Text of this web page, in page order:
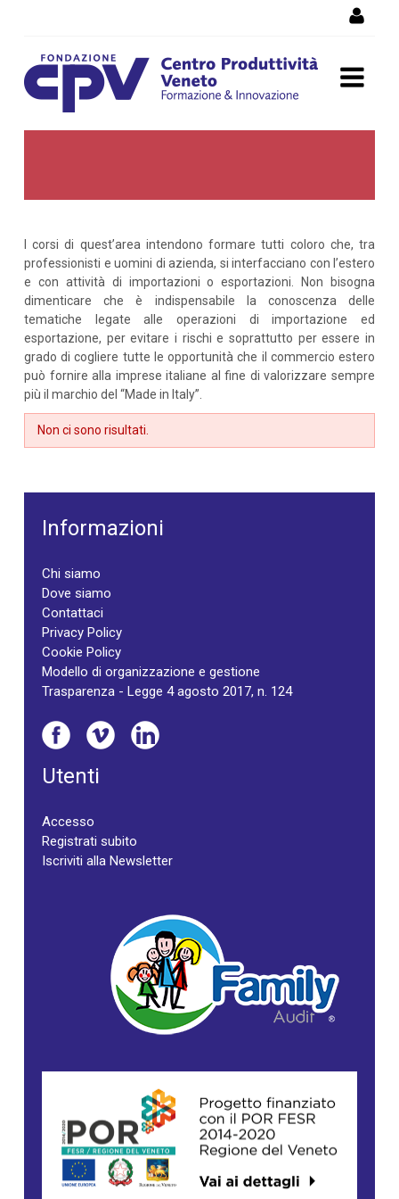
commercio estero
I corsi di quest’area intendono formare tutti coloro che, tra
professionisti e uomini di azienda, si interfacciano con l’estero
e con attività di importazioni o esportazioni. Non bisogna
dimenticare che è indispensabile la conoscenza delle
tematiche legate alle operazioni di importazione ed
esportazione, per evitare i rischi e soprattutto per essere in
grado di cogliere tutte le opportunità che il commercio estero
può fornire alla imprese italiane al fine di valorizzare sempre
più il marchio del “Made in Italy”.
Non ci sono risultati.
Informazioni
Chi siamo
Dove siamo
Contattaci
Privacy Policy
Cookie Policy
Modello di organizzazione e gestione
Trasparenza - Legge 4 agosto 2017, n. 124
Utenti
Accesso
Registrati subito
Iscriviti alla Newsletter